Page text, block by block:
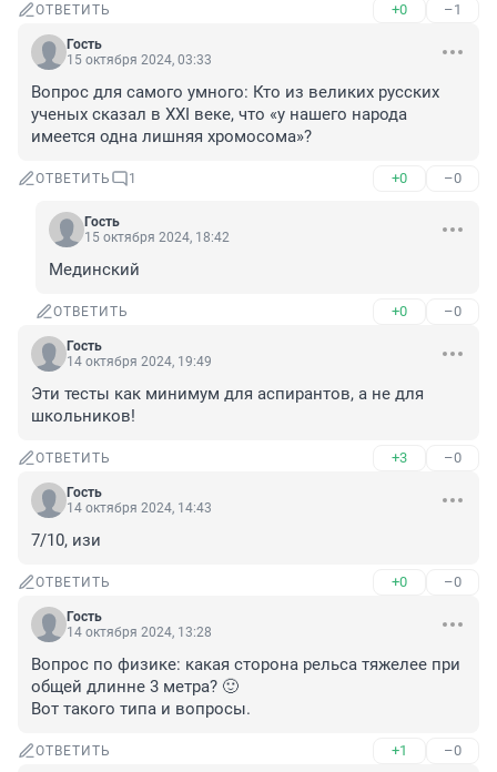
ОТВЕТИТЬ +0 –1
Гость
15 октября 2024, 03:33
Вопрос для самого умного: Кто из великих русских
ученых сказал в XXI веке, что «у нашего народа
имеется одна лишняя хромосома»?
ОТВЕТИТЬ 1 +0 –0
Гость
15 октября 2024, 18:42
Мединский
ОТВЕТИТЬ +0 –0
Гость
14 октября 2024, 19:49
Эти тесты как минимум для аспирантов, а не для
школьников!
ОТВЕТИТЬ +3 –0
Гость
14 октября 2024, 14:43
7/10, изи
ОТВЕТИТЬ +0 –0
Гость
14 октября 2024, 13:28
Вопрос по физике: какая сторона рельса тяжелее при
общей длинне 3 метра? 🙂
Вот такого типа и вопросы.
ОТВЕТИТЬ +1 –0